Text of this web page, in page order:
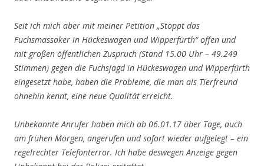
Seit ich mich aber mit meiner Petition „Stoppt das
Fuchsmassaker in Hückeswagen und Wipperfürth“ offen und
mit großen öffentlichen Zuspruch (Stand 15.00 Uhr – 49.249
Stimmen) gegen die Fuchsjagd in Hückeswagen und Wipperfürth
eingesetzt habe, haben die Probleme, die man als Tierfreund
ohnehin kennt, eine neue Qualität erreicht.
Unbekannte Anrufer haben mich ab 06.01.17 über Tage, auch
am frühen Morgen, angerufen und sofort wieder aufgelegt – ein
regelrechter Telefonterror. Ich habe deswegen Anzeige gegen